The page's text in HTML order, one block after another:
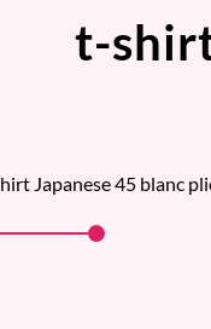
t-